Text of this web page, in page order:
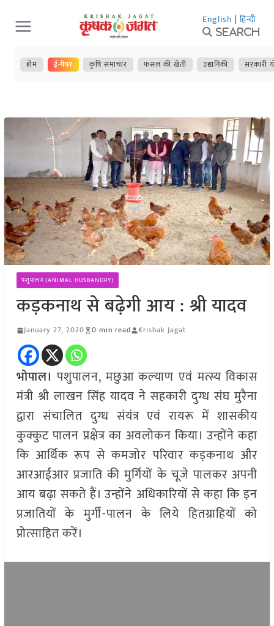
Skip
to
content
English | हिन्दी
Search
होम ई-पेपर कृषि समाचार फसल की खेती उद्यानिकी सरकारी
पशुपालन (ANIMAL HUSBANDRY)
कड़कनाथ से बढ़ेगी आय : श्री यादव
January 27, 2020 0 min read Krishak Jagat
भोपाल। पशुपालन, मछुआ कल्याण एवं मत्स्य विकास
मंत्री श्री लाखन सिंह यादव ने सहकारी दुग्ध संघ मुरैना
द्वारा संचालित दुग्ध संयंत्र एवं रायरू में शासकीय
कुक्कुट पालन प्रक्षेत्र का अवलोकन किया। उन्होंने कहा
कि आर्थिक रूप से कमजोर परिवार कड़कनाथ और
आरआईआर प्रजाति की मुर्गियों के चूजे पालकर अपनी
आय बढ़ा सकते हैं। उन्होंने अधिकारियों से कहा कि इन
प्रजातियों के मुर्गी-पालन के लिये हितग्राहियों को
प्रोत्साहित करें।